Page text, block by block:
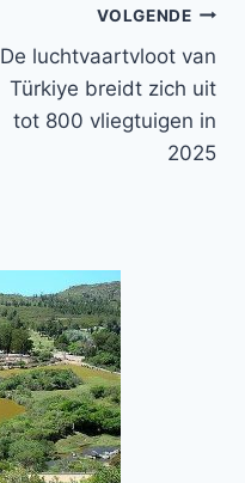
VOLGENDE
De luchtvaartvloot van
Türkiye breidt zich uit
tot 800 vliegtuigen in
2025